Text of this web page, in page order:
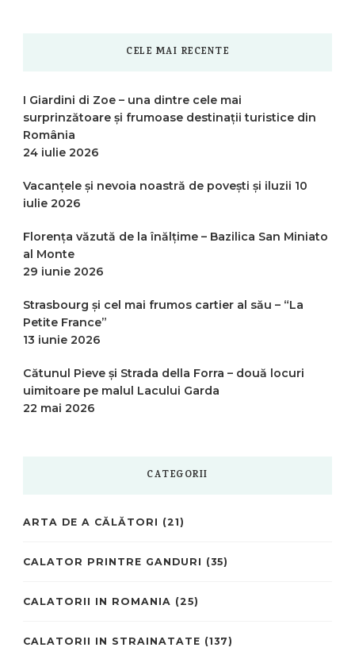
CELE MAI RECENTE
I Giardini di Zoe – una dintre cele mai
surprinzătoare și frumoase destinații turistice din
România
24 iulie 2026
Vacanțele și nevoia noastră de povești și iluzii 10
iulie 2026
Florența văzută de la înălțime – Bazilica San Miniato
al Monte
29 iunie 2026
Strasbourg și cel mai frumos cartier al său – “La
Petite France”
13 iunie 2026
Cătunul Pieve și Strada della Forra – două locuri
uimitoare pe malul Lacului Garda
22 mai 2026
CATEGORII
ARTA DE A CĂLĂTORI (21)
CALATOR PRINTRE GANDURI (35)
CALATORII IN ROMANIA (25)
CALATORII IN STRAINATATE (137)